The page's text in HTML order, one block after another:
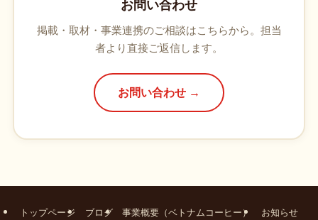
お問い合わせ
掲載・取材・事業連携のご相談はこちらから。担当
者より直接ご返信します。
お問い合わせ →
トップページ ブログ 事業概要（ベトナムコーヒー） お知らせ